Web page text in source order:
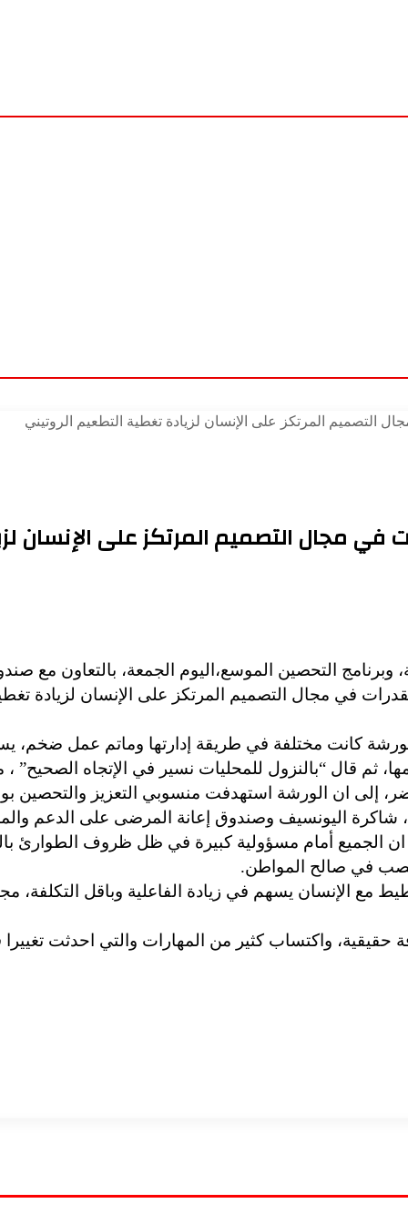
التصميم المرتكز على الإنسان لزيادة تغطية التطعيم الروتيني
في مجال التصميم المرتكز على الإنسان
وبرنامج التحصين الموسع،اليوم الجمعة، بالتعاون مع
في مجال التصميم المرتكز على الإنسان لزيادة
كانت مختلفة في طريقة إدارتها وماتم عمل
ثم قال “بالنزول للمحليات نسير في الإتجاه
إلى ان الورشة استهدفت منسوبي التعزيز والتحصين
شاكرة اليونسيف وصندوق إعانة المرضى على الدعم
الجميع أمام مسؤولية كبيرة في ظل ظروف الطوارئ
يصب في صالح المواطن.
مع الإنسان يسهم في زيادة الفاعلية وباقل التكلفة،
واكتساب كثير من المهارات والتي احدثت تغييرا في